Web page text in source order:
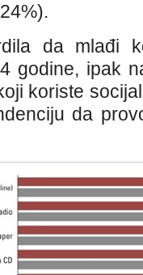
da mlađi
godine, ipak
koriste
da